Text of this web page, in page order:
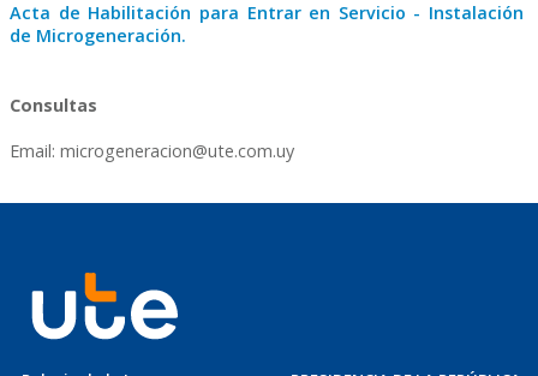
Acta de Habilitación para Entrar en Servicio - Instalación
de Microgeneración.
Consultas
Email: microgeneracion@ute.com.uy